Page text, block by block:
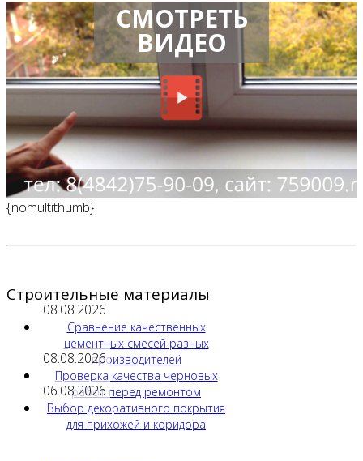
СМОТРЕТЬ
ВИДЕО
{nomultithumb}
Строительные материалы
08.08.2026
Сравнение качественных
цементных смесей разных
производителей
08.08.2026
Проверка качества черновых
работ перед ремонтом
06.08.2026
Выбор декоративного покрытия
для прихожей и коридора